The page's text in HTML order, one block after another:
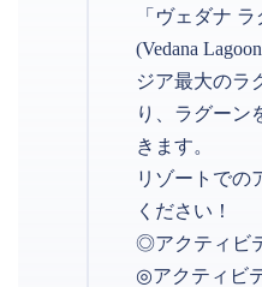
「ヴェダナ
(Vedana
ジア最大のラ
り、ラグーン
きます。
リゾートでの
ください！
◎アクティビ
◎アクティビ